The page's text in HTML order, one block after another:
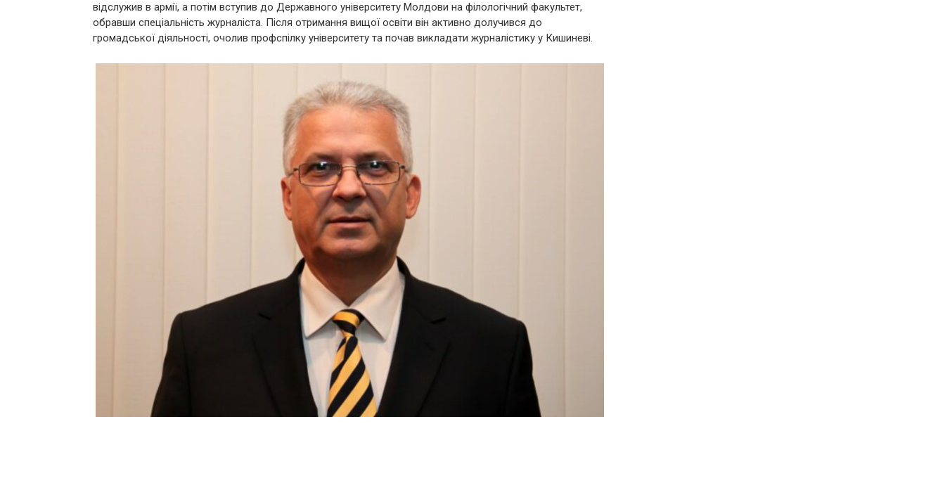
відслужив в армії, а потім вступив до Державного університету Молдови на філологічний факультет,
обравши спеціальність журналіста. Після отримання вищої освіти він активно долучився до
громадської діяльності, очолив профспілку університету та почав викладати журналістику у Кишиневі.